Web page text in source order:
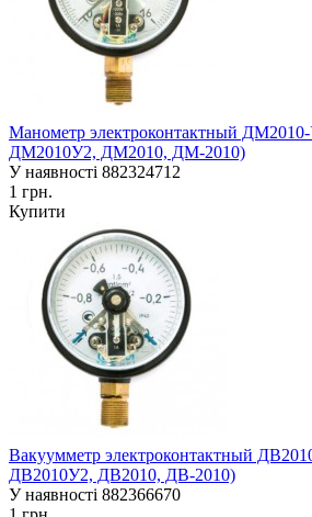
Манометр электроконтактный
ДМ2010У2, ДМ2010, ДМ-2010)
У наявності 882324712
1 грн.
Купити
Вакуумметр электроконтактный
ДВ2010У2, ДВ2010, ДВ-2010)
У наявності 882366670